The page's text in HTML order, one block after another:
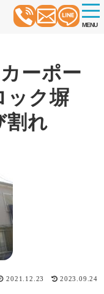
t
o
g
MENU
ーポー
ック塀
割れ
2021.12.23 2023.09.24